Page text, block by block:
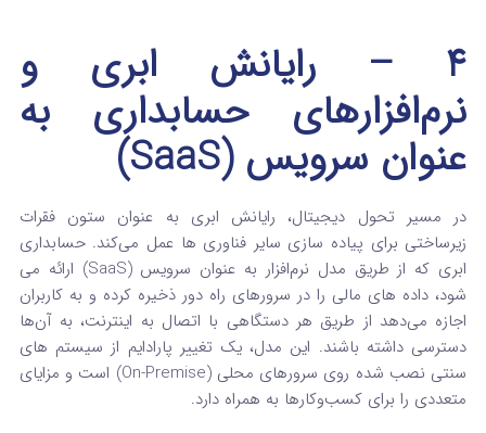
4 – رایانش ابری و
نرم‌افزارهای حسابداری به
عنوان سرویس (SaaS)
در مسیر تحول دیجیتال، رایانش ابری به عنوان ستون فقرات
زیرساختی برای پیاده‌ سازی سایر فناوری‌ ها عمل می‌کند. حسابداری
ابری که از طریق مدل نرم‌افزار به عنوان سرویس (SaaS) ارائه می‌
شود، داده‌ های مالی را در سرورهای راه دور ذخیره کرده و به کاربران
اجازه می‌دهد از طریق هر دستگاهی با اتصال به اینترنت، به آن‌ها
دسترسی داشته باشند. این مدل، یک تغییر پارادایم از سیستم‌ های
سنتی نصب شده روی سرورهای محلی (On-Premise) است و مزایای
متعددی را برای کسب‌وکارها به همراه دارد.